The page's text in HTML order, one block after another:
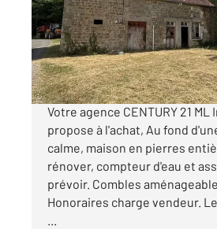
Maison à vendre
29 000 €
Visiter le site dédié
Votre agence CENTURY 21
propose à l'achat, Au fond
calme, maison en pierres
rénover, compteur d'eau et
prévoir. Combles
Honoraires charge vendeur.
...